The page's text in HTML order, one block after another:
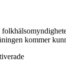
kommer
för